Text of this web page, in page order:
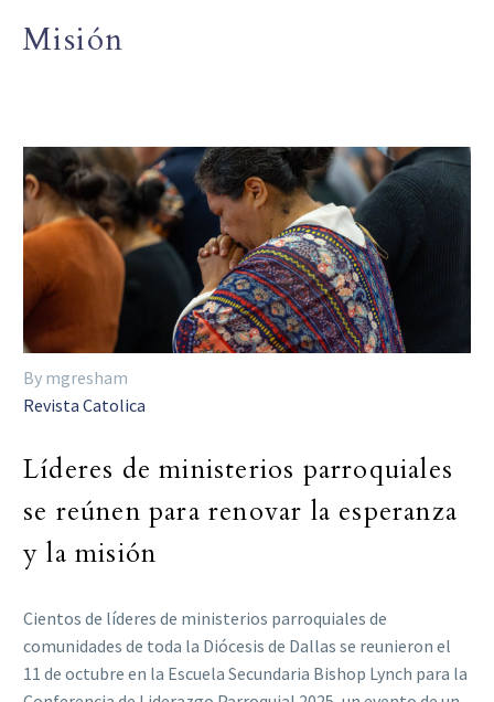
Misión
By mgresham
Revista Catolica
Líderes de ministerios parroquiales
se reúnen para renovar la esperanza
y la misión
Cientos de líderes de ministerios parroquiales de
comunidades de toda la Diócesis de Dallas se reunieron el
11 de octubre en la Escuela Secundaria Bishop Lynch para la